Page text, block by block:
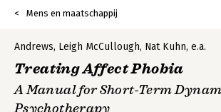
Mens en maatschappij
Andrews, Leigh McCullough, Nat Kuhn, e.a.
Treating Affect Phobia
A Manual for Short-Term
Psychotherapy